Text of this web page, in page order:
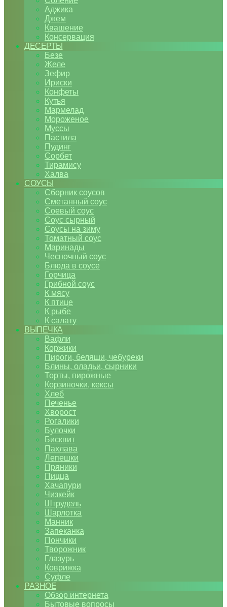
Аджика
Джем
Квашение
Консервация
ДЕСЕРТЫ
Безе
Желе
Зефир
Ириски
Конфеты
Кутья
Мармелад
Мороженое
Муссы
Пастила
Пудинг
Сорбет
Тирамису
Халва
СОУСЫ
Сборник соусов
Сметанный соус
Соевый соус
Соус сырный
Соусы на зиму
Томатный соус
Маринады
Чесночный соус
Блюда в соусе
Горчица
Грибной соус
К мясу
К птице
К рыбе
К салату
ВЫПЕЧКА
Вафли
Коржики
Пироги, беляши, чебуреки
Блины, оладьи, сырники
Торты, пирожные
Корзиночки, кексы
Хлеб
Печенье
Хворост
Рогалики
Булочки
Бисквит
Пахлава
Лепешки
Пряники
Пицца
Хачапури
Чизкейк
Штрудель
Шарлотка
Манник
Запеканка
Пончики
Творожник
Глазурь
Коврижка
Суфле
РАЗНОЕ
Обзор интернета
Бытовые вопросы